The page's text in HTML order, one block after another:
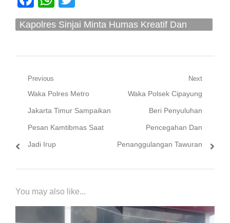
Kapolres Sinjai Minta Humas Kreatif Dan
Navigasi
pos
Previous
Previous
post:
Waka Polres Metro
Jakarta Timur Sampaikan
Pesan Kamtibmas Saat
Jadi Irup
Next
Next
Waka Polsek Cipayung
Beri Penyuluhan
Pencegahan Dan
Penanggulangan Tawuran
You may also like...